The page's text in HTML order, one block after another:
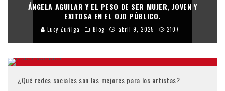
ÁNGELA AGUILAR Y EL PESO DE SER MUJER, JOVEN Y
EXITOSA EN EL OJO PÚBLICO.
Lucy Zuñiga Blog abril 9, 2025 2107
¿Qué redes sociales son las mejores para los artistas?